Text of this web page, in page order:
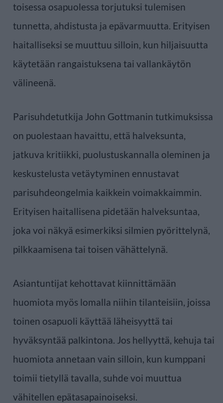
toisessa osapuolessa torjutuksi tulemisen
tunnetta, ahdistusta ja epävarmuutta. Erityisen
haitalliseksi se muuttuu silloin, kun hiljaisuutta
käytetään rangaistuksena tai vallankäytön
välineenä.
Parisuhdetutkija John Gottmanin tutkimuksissa
on puolestaan havaittu, että halveksunta,
jatkuva kritiikki, puolustuskannalla oleminen ja
keskustelusta vetäytyminen ennustavat
parisuhdeongelmia kaikkein voimakkaimmin.
Erityisen haitallisena pidetään halveksuntaa,
joka voi näkyä esimerkiksi silmien pyörittelynä,
pilkkaamisena tai toisen vähättelynä.
Asiantuntijat kehottavat kiinnittämään
huomiota myös lomalla niihin tilanteisiin, joissa
toinen osapuoli käyttää läheisyyttä tai
hyväksyntää palkintona. Jos hellyyttä, kehuja tai
huomiota annetaan vain silloin, kun kumppani
toimii tietyllä tavalla, suhde voi muuttua
vähitellen epätasapainoiseksi.